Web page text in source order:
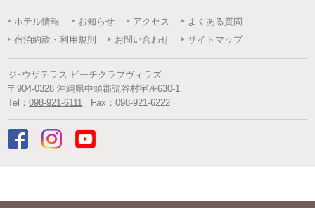
ホテル情報 お知らせ アクセス
よくある質問
宿泊約款・利用規則
お問い合わせ サイトマップ
ジ･ウザテラス ビーチクラブヴィラズ
〒904-0328 沖縄県中頭郡読谷村宇座630-1
Tel：098-921-6111 Fax：098-921-6222